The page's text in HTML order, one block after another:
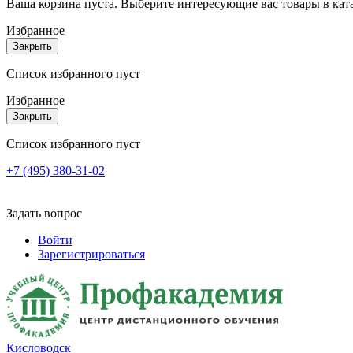
Ваша корзина пуста. Выберите интересующие вас товары в
Избранное
Закрыть
Список избранного пуст
Избранное
Закрыть
Список избранного пуст
+7 (495) 380-31-02
Задать вопрос
Войти
Зарегистрироваться
Кисловодск